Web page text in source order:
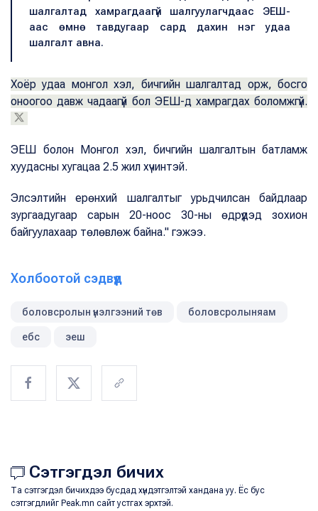
шалгалтад хамрагдаагүй шалгуулагчдаас ЭЕШ-
аас өмнө тавдугаар сард дахин нэг удаа
шалгалт авна.
Хоёр удаа монгол хэл, бичгийн шалгалтад орж, босго
оноогоо давж чадаагүй бол ЭЕШ-д хамрагдах боломжгүй.
ЭЕШ болон Монгол хэл, бичгийн шалгалтын батламж
хуудасны хугацаа 2.5 жил хүчинтэй.
Элсэлтийн ерөнхий шалгалтыг урьдчилсан байдлаар
зургаадугаар сарын 20-ноос 30-ны өдрүүдэд зохион
байгуулахаар төлөвлөж байна." гэжээ.
Холбоотой сэдвүүд
боловсролын үнэлгээний төв боловсролыняам
ебс эеш
Сэтгэгдэл бичих
Та сэтгэгдэл бичихдээ бусдад хүндэтгэлтэй хандана уу. Ёс бус
сэтгэгдлийг Peak.mn сайт устгах эрхтэй.